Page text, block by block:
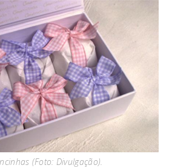
(Foto: Divulgação).